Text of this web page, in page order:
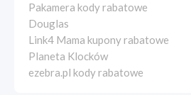
Pakamera kody rabatowe
Douglas
Link4 Mama kupony rabatowe
Planeta Klocków
ezebra.pl kody rabatowe